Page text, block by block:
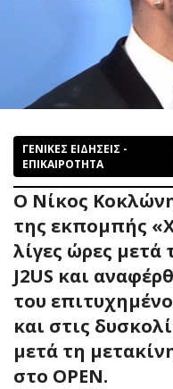
ΓΕΝΙΚΕΣ ΕΙΔΗΣΕΙΣ -
ΕΠΙΚΑΙΡΟΤΗΤΑ
Ο Νίκος
της εκπομπής
λίγες ώρες μετά
J2US και
του
και στις
μετά τη
στο OPEN.